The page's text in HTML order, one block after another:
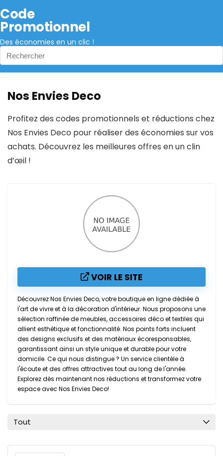
Code
Promotionnel
Des économies en un clic !
Nos Envies Deco
Profitez des codes promotionnels et réductions chez
Nos Envies Deco pour réaliser des économies sur vos
achats. Découvrez les meilleures offres en un clin
d’œil !
VOIR LE SITE
Découvrez Nos Envies Deco, votre boutique en ligne dédiée à
l'art de vivre et à la décoration d'intérieur. Nous proposons une
sélection raffinée de meubles, accessoires déco et textiles qui
allient esthétique et fonctionnalité. Nos points forts incluent
des designs exclusifs et des matériaux écoresponsables,
garantissant ainsi un style unique et durable pour votre
domicile. Ce qui nous distingue ? Un service clientèle à
l'écoute et des offres attractives tout au long de l'année.
Explorez dès maintenant nos réductions et transformez votre
espace avec Nos Envies Deco!
Tout